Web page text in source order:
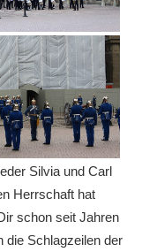
Silvia und Carl
Herrschaft hat
schon seit Jahren
die Schlagzeilen der